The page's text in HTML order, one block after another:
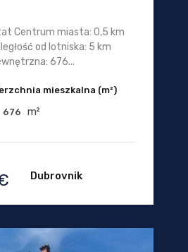
Centrum miasta: 0,5 km
od lotniska: 5 km
676...
mieszkalna (m²)
676 m²
Dubrovnik